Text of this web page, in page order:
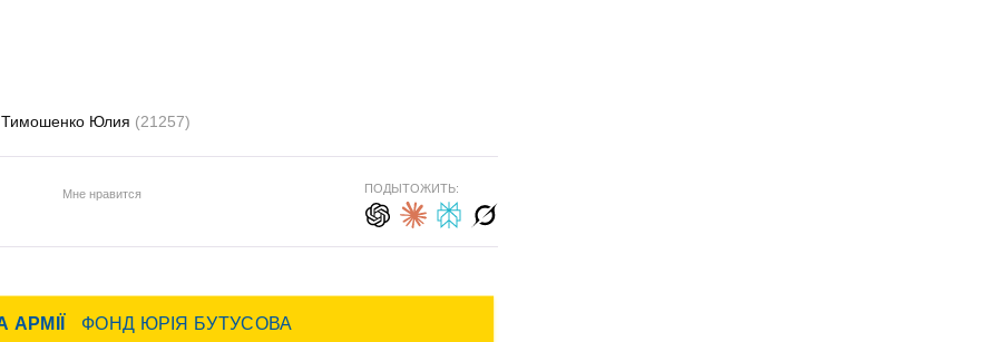
Тимошенко Юлия (21257)
Мне нравится ПОДЫТОЖИТЬ: